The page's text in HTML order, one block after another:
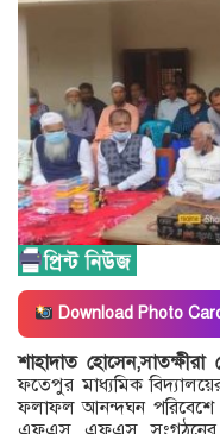
Download Photo
শাহাদাত হোসেন,সাতক্ষীরা
ফতেপুর মাধ্যমিক
ফলাফল আনন্দঘন পরিবেশে